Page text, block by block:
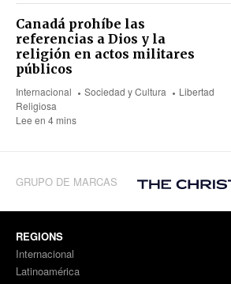
Canadá prohíbe las
referencias a Dios y la
religión en actos militares
públicos
Internacional Sociedad y Cultura
Libertad
Religiosa
Lee en 4 mins
GRUPO DE MARCAS
REGIONS
Internacional
Latinoamérica